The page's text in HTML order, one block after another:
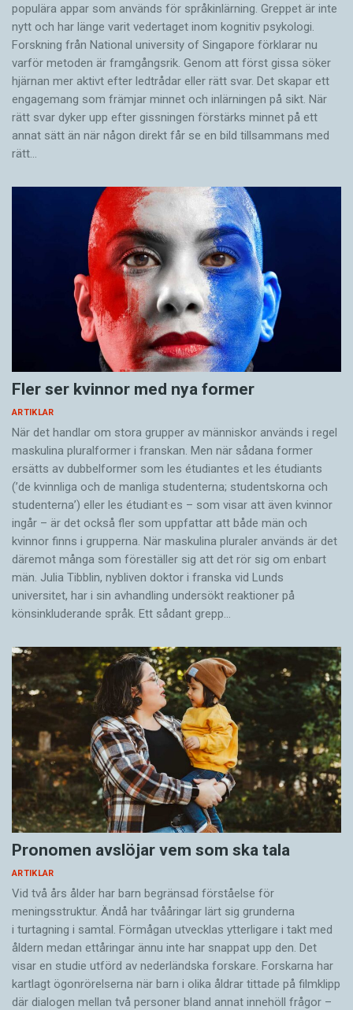
populära appar som används för språkinlärning. Greppet är inte
nytt och har länge varit vedertaget inom kognitiv psykologi.
Forskning från National university of Singa­pore förklarar nu
varför metoden är framgångsrik. Genom att först gissa ­söker
hjärnan mer aktivt ­efter ledtrådar eller rätt svar. Det skapar ett
engagemang som främjar minnet och inlärningen på sikt. När
rätt svar dyker upp efter gissningen förstärks minnet på ett
annat sätt än när någon direkt får se en bild tillsammans med
rätt…
Fler ser kvinnor med nya former
ARTIKLAR
När det handlar om stora grupper av människor används i regel
maskulina pluralformer i franskan. Men när sådana ­former
ersätts av dubbel­former som les étudiantes et les étudiants
(’de kvinnliga och de manliga studenterna; studentskorna och
studenterna’) eller les étudiant·es – som visar att även kvinnor
ingår – är det också fler som uppfattar att både män och
kvinnor finns i grupperna. När maskulina pluraler används är det
där­emot många som föreställer sig att det rör sig om enbart
män. Julia Tibblin, nybliven doktor i franska vid Lunds
universitet, har i sin avhandling undersökt reaktioner på
könsinkluderande språk. Ett sådant grepp…
Pronomen avslöjar vem som ska tala
ARTIKLAR
Vid två års ålder har barn begränsad förståelse för
meningsstruktur. Ändå har tvååringar lärt sig grunderna
i turtagning i samtal. Förmågan utvecklas ytterligare i takt med
åldern medan ettåringar ännu inte har snappat upp den. Det
visar en studie utförd av nederländska forskare. Forskarna har
kartlagt ögonrörelserna när barn i olika åldrar tittade på filmklipp
där dialogen mellan två personer bland annat innehöll frågor –